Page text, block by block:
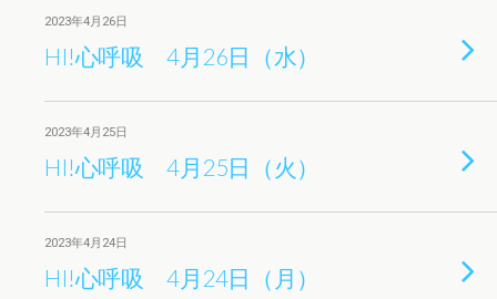
2023年4月26日
HI!心呼吸 4月26日（水）
2023年4月25日
HI!心呼吸 4月25日（火）
2023年4月24日
HI!心呼吸 4月24日（月）